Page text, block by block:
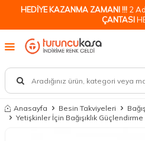
HEDİYE KAZANMA ZAMANI !!! 2
ÇANTASI
Anasayfa Besin Takviyeleri
Yetişkinler İçin Bağışıklık Güçlendirme